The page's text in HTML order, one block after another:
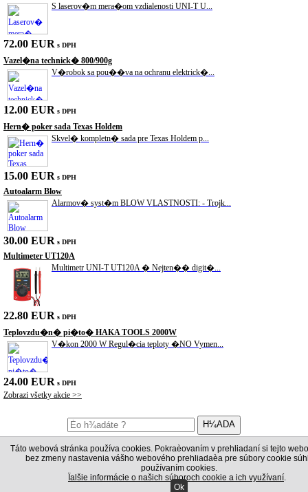
S laserov�m mera�om vzdialenosti UNI-T U...
72.00 EUR s DPH
Vazel�na technick� 800/900g
V�robok sa pou��va na ochranu elektrick�...
12.00 EUR s DPH
Hern� poker sada Texas Holdem
Skvel� kompletn� sada pre Texas Holdem p...
15.00 EUR s DPH
Autoalarm Blow
Alarmov� syst�m BLOW VLASTNOSTI: - Trojk...
30.00 EUR s DPH
Multimeter UT120A
Multimetr UNI-T UT120A � Nejten�� digit�...
22.80 EUR s DPH
Teplovzdu�n� pi�to� HAKA TOOLS 2000W
V�kon 2000 W Regul�cia teploty �NO Vymen...
24.00 EUR s DPH
Zobrazi všetky akcie >>
Nachádzate sa:Titulka/Sp�jkovacia technika /Hor�covzdu�n� stanice/s
mikrop�jkou
Hor�covzdu�n� stanica s mikrop�jkou
Táto webová stránka používa cookies. Pokraèovaním v prehliadaní si tejto
bez zmeny nastavenia vášho webového prehliadaèa pre súbory cookie
používaním cookies.
Ïalšie informácie o našich súboroch cookie a ich využívaní.
Ok